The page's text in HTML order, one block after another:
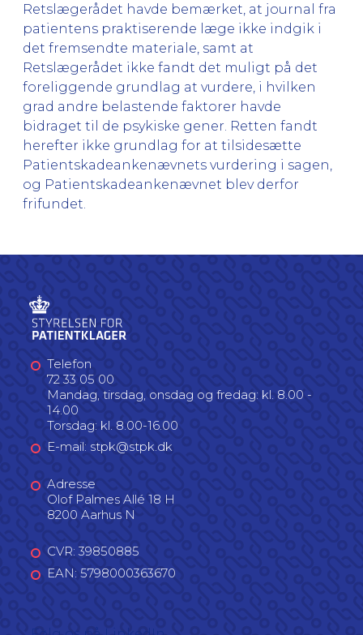
Retslægerådet havde bemærket, at journal fra
patientens praktiserende læge ikke indgik i
det fremsendte materiale, samt at
Retslægerådet ikke fandt det muligt på det
foreliggende grundlag at vurdere, i hvilken
grad andre belastende faktorer havde
bidraget til de psykiske gener. Retten fandt
herefter ikke grundlag for at tilsidesætte
Patientskadeankenævnets vurdering i sagen,
og Patientskadeankenævnet blev derfor
frifundet.
Telefon
72 33 05 00
Mandag, tirsdag, onsdag og fredag: kl. 8.00 -
14.00
Torsdag: kl. 8.00-16.00
E-mail: stpk@stpk.dk
Adresse
Olof Palmes Allé 18 H
8200 Aarhus N
CVR: 39850885
EAN: 5798000363670